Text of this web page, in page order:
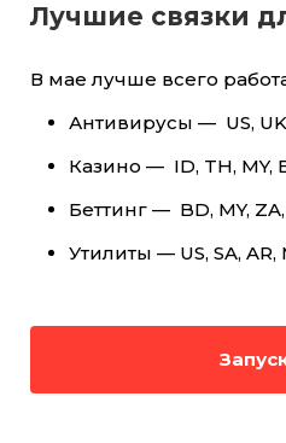
Лучшие связки
В мае лучше всего
Антивирусы — US, UK,
Казино — ID, TH, MY,
Беттинг — BD, MY, ZA,
Утилиты — US, SA, AR,